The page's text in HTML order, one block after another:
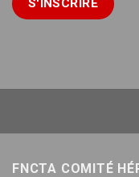
FNCTA COMITÉ